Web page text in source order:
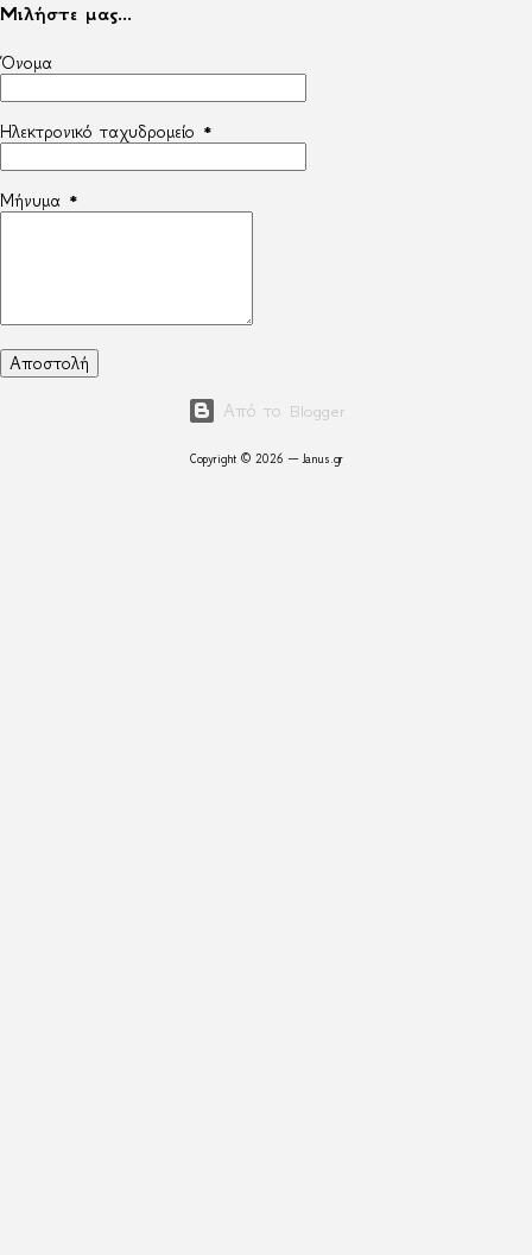
Μιλήστε μας...
Όνομα
Ηλεκτρονικό ταχυδρομείο *
Μήνυμα *
Από το Blogger
Copyright © 2026 — Janus.gr